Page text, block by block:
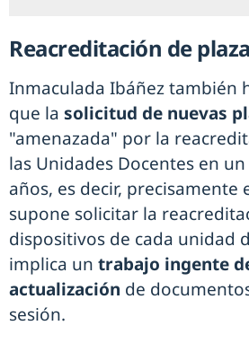
Reacreditación de
Inmaculada Ibáñez también
que la solicitud de nuevas
"amenazada" por la
las Unidades Docentes en
años, es decir, precisamente
supone solicitar la
dispositivos de cada unidad
implica un trabajo ingente
actualización de
sesión.